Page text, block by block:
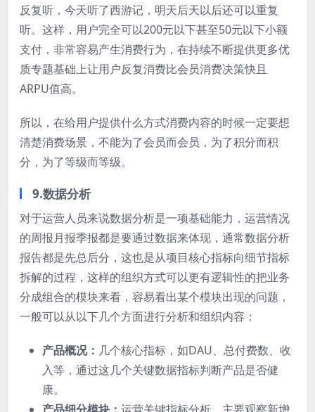
反复听，今天听了西游记，明天后天以后还可以重复
听。这样，用户完全可以200元以下甚至50元以下小额
支付，非常容易产生消费行为，在持续不断提供更多优
质专题基础上让用户反复消费比会员消费决策快且
ARPU值高。
所以，在给用户提供什么方式消费内容的时候一定要想
清楚消费场景，不能为了会员而会员，为了积分而积
分，为了等级而等级。
9.数据分析
对于运营人员来说数据分析是一项基础能力，运营情况
的周报月报季报都是要通过数据来体现，通常数据分析
报告都是先总后分，这也是从项目核心指标向细节指标
拆解的过程，这样的组织方式可以更有逻辑性的把业务
分成组合的模块来看，容易看出某个模块出现的问题，
一般可以从以下几个方面进行分析和组织内容：
产品概况： 几个核心指标，如DAU、总付费数、收
入等，通过这几个关键数据指标判断产品是否健
康。